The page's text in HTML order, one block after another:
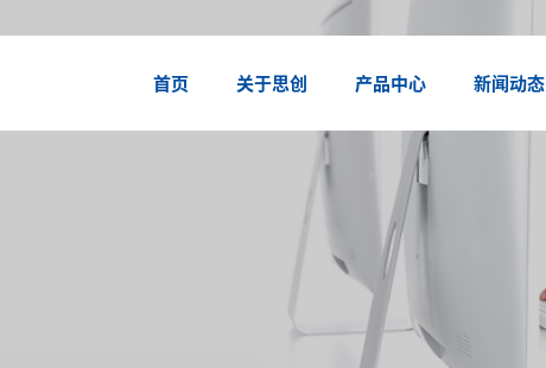
首页 关于思创 产品中心 新闻动态